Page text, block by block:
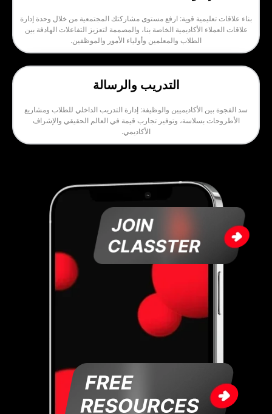
قوية: ارفع مستوى مشاركتك المجتمعية من خلال وحدة إدارة
الأكاديمية الخاصة بنا، والمصممة لتعزيز التفاعلات الهادفة بين
الطلاب والمعلمين وأولياء الأمور والموظفين.
التدريب والرسالة
والوظيفة: إدارة التدريب الداخلي للطلاب ومشاريع
بسلاسة، وتوفير تجارب قيمة في العالم الحقيقي والإشراف